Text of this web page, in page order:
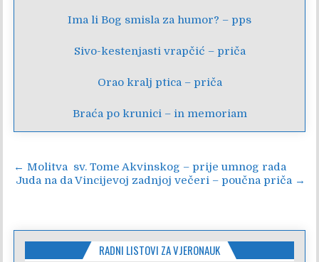
Ima li Bog smisla za humor? – pps
Sivo-kestenjasti vrapčić – priča
Orao kralj ptica – priča
Braća po krunici – in memoriam
Navigacija
objava
← Molitva sv. Tome Akvinskog – prije umnog rada
Juda na da Vincijevoj zadnjoj večeri – poučna priča →
RADNI LISTOVI ZA VJERONAUK